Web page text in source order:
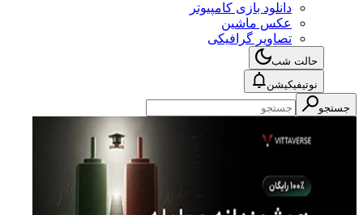
دانلود بازی کامپیوتر
عکس ماشین
تصاویر گرافیکی
حالت شب
نوتیفیکیشن
جستجو